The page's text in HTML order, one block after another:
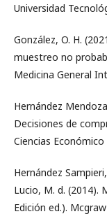
Universidad
González, O. H.
muestreo no
Medicina General
Hernández
Decisiones de
Ciencias
Hernández
Lucio, M. d. (2014).
Edición ed.).